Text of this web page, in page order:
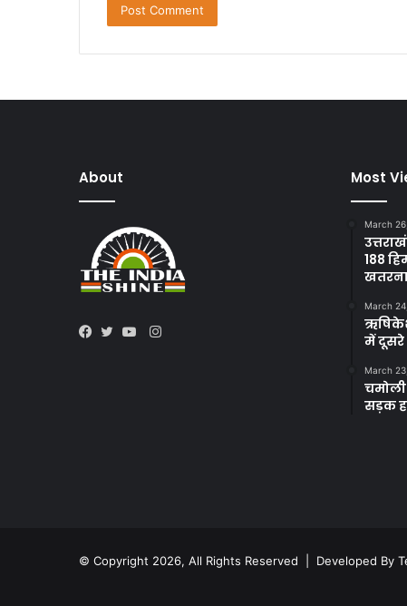
About
Instagram
Most
March
188
March
में दूसरे
March
सड़क
© Copyright 2026, All Rights Reserved | Developed By